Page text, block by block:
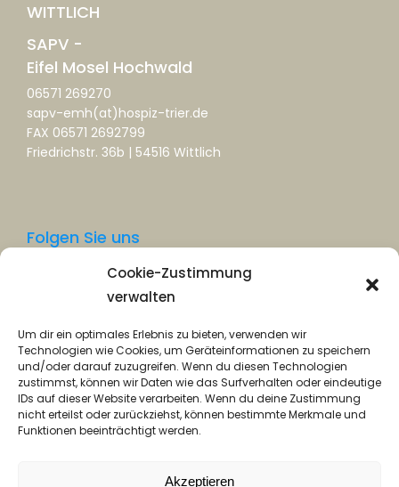
Cookie-Zustimmung
verwalten
Um dir ein optimales Erlebnis zu bieten, verwenden wir
Technologien wie Cookies, um Geräteinformationen zu speichern
und/oder darauf zuzugreifen. Wenn du diesen Technologien
zustimmst, können wir Daten wie das Surfverhalten oder eindeutige
IDs auf dieser Website verarbeiten. Wenn du deine Zustimmung
nicht erteilst oder zurückziehst, können bestimmte Merkmale und
Funktionen beeinträchtigt werden.
Akzeptieren
WITTLICH
SAPV -
Eifel Mosel Hochwald
06571 269270
sapv-emh(at)hospiz-trier.de
FAX 06571 2692799
Friedrichstr. 36b | 54516 Wittlich
Folgen Sie uns